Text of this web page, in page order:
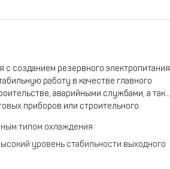
с созданием резервного электропитания
работу в качестве главного
аварийными службами, а так
приборов или строительного
типом охлаждения
уровень стабильности выходного